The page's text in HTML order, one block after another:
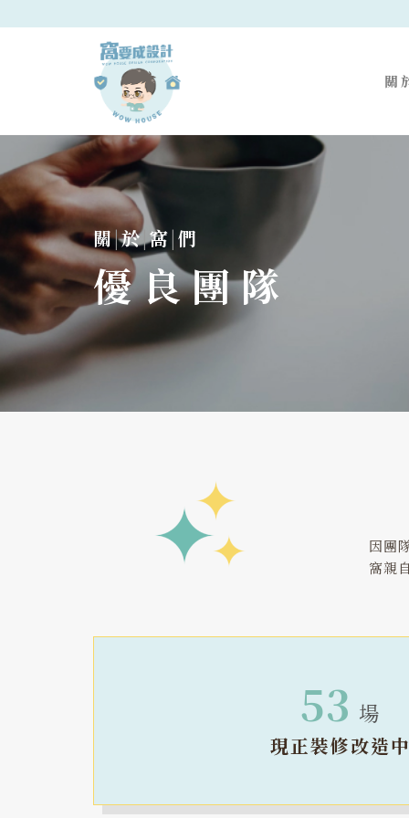
關
關|於|窩|們
優良團隊
因團
窩親
53 場
現正裝修改造